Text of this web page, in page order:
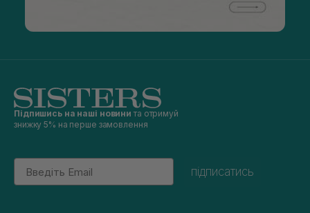
Підпишись на наші новини та отримуй
знижку 5% на перше замовлення
Email
підписатись